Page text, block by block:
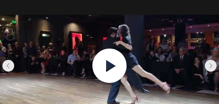
США и Аргентине в шоу „Perfumes de Tango“
и "Una Noche de Tango», где она танцевала
с такими партнерами, как Рикардо Барриос
и Хесус Веласкес.
Carlos Rivarola — одна из ключевых фигур,
определивших лицо современного
аргентинского танго. Его путь в танце начался